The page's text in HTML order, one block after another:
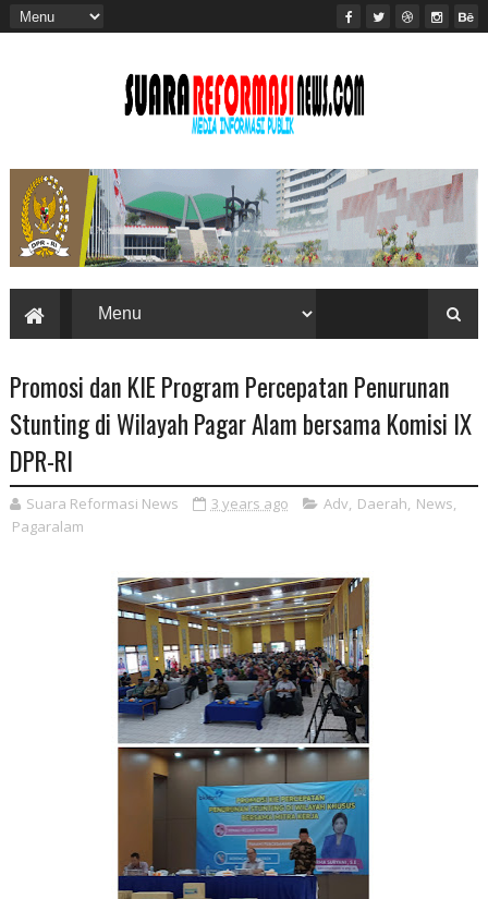
Promosi dan KIE Program Percepatan Penurunan
Stunting di Wilayah Pagar Alam bersama Komisi IX
DPR-RI
Suara Reformasi News 3 years ago Adv, Daerah, News,
Pagaralam